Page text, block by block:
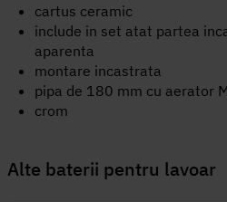
cartus ceramic
include in set atat partea
aparenta
montare incastrata
pipa de 180 mm cu aerator
crom
Alte baterii pentru lavoar